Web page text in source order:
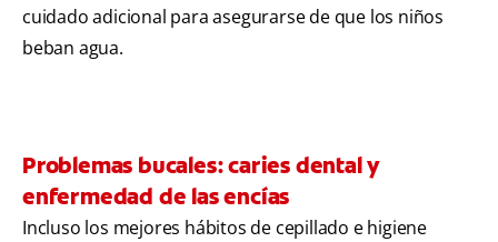
cuidado adicional para asegurarse de que los niños
beban agua.
Problemas bucales: caries dental y
enfermedad de las encías
Incluso los mejores hábitos de cepillado e higiene